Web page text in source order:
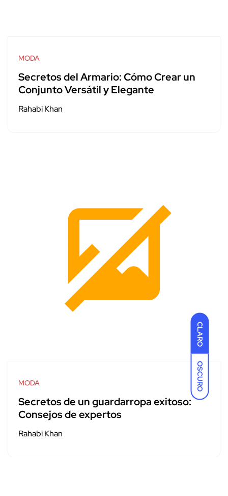
CLARO
OSCURO
MODA
Secretos del Armario: Cómo Crear un
Conjunto Versátil y Elegante
Rahabi Khan
MODA
Secretos de un guardarropa exitoso:
Consejos de expertos
Rahabi Khan